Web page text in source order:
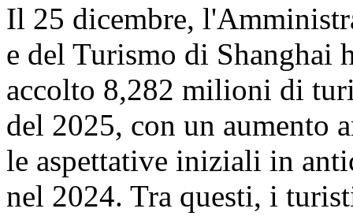
Il 25 dicembre,
e del Turismo di Shanghai
accolto 8,282 milioni di
del 2025, con un aumento
le aspettative iniziali in
nel 2024. Tra questi, i